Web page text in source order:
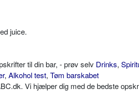
juice.
til din bar, - prøv selv Drinks,
, Alkohol test, Tøm barskabet
Vi hjælper dig med de bedste